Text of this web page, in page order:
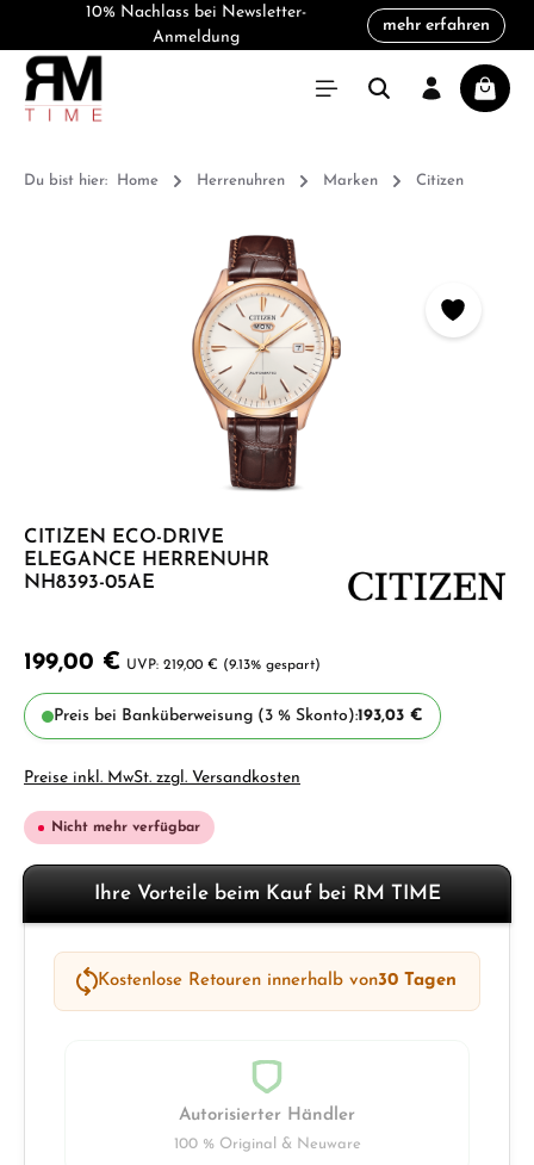
10% Nachlass bei Newsletter-
Anmeldung
mehr erfahren
Du bist hier: Home Herrenuhren Marken Citizen
Bildergalerie überspringen
CITIZEN ECO-DRIVE
ELEGANCE HERRENUHR
NH8393-05AE
199,00 € 219,00 € (9.13% gespart)
Preis bei Banküberweisung (3 % Skonto):193,03 €
Preise inkl. MwSt. zzgl. Versandkosten
Nicht mehr verfügbar
Ihre Vorteile beim Kauf bei RM TIME
Kostenlose Retouren innerhalb von30 Tagen
Autorisierter Händler
100 % Original & Neuware